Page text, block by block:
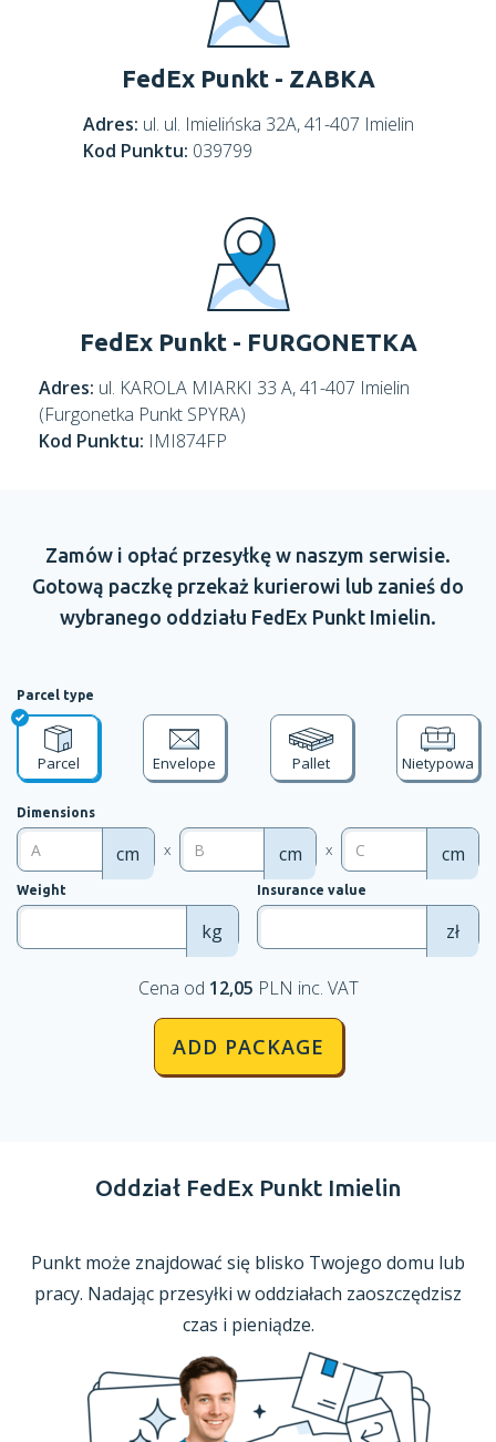
FedEx Punkt - ZABKA
Adres: ul. ul. Imielińska 32A, 41-407 Imielin
Kod Punktu: 039799
FedEx Punkt - FURGONETKA
Adres: ul. KAROLA MIARKI 33 A, 41-407 Imielin
(Furgonetka Punkt SPYRA)
Kod Punktu: IMI874FP
Zamów i opłać przesyłkę w naszym serwisie.
Gotową paczkę przekaż kurierowi lub zanieś do
wybranego oddziału FedEx Punkt Imielin.
Parcel type
Parcel Envelope Pallet Nietypowa
Dimensions
cm x cm x cm
Weight
kg
Insurance value
zł
Cena od 12,05 PLN inc. VAT
ADD PACKAGE
Oddział FedEx Punkt Imielin
Punkt może znajdować się blisko Twojego domu lub
pracy. Nadając przesyłki w oddziałach zaoszczędzisz
czas i pieniądze.